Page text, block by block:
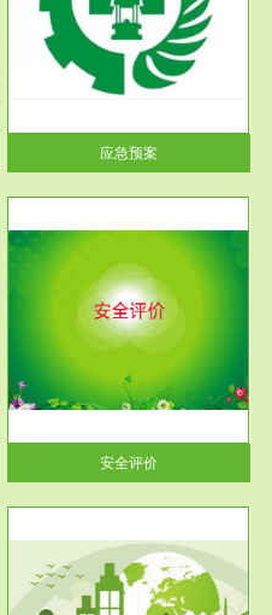
应急预案
安全评价